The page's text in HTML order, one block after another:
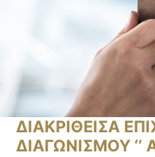
ΔΙΑΚΡΙΘΕΙΣΑ
ΔΙΑΓΩΝΙΣΜΟΥ ‘’